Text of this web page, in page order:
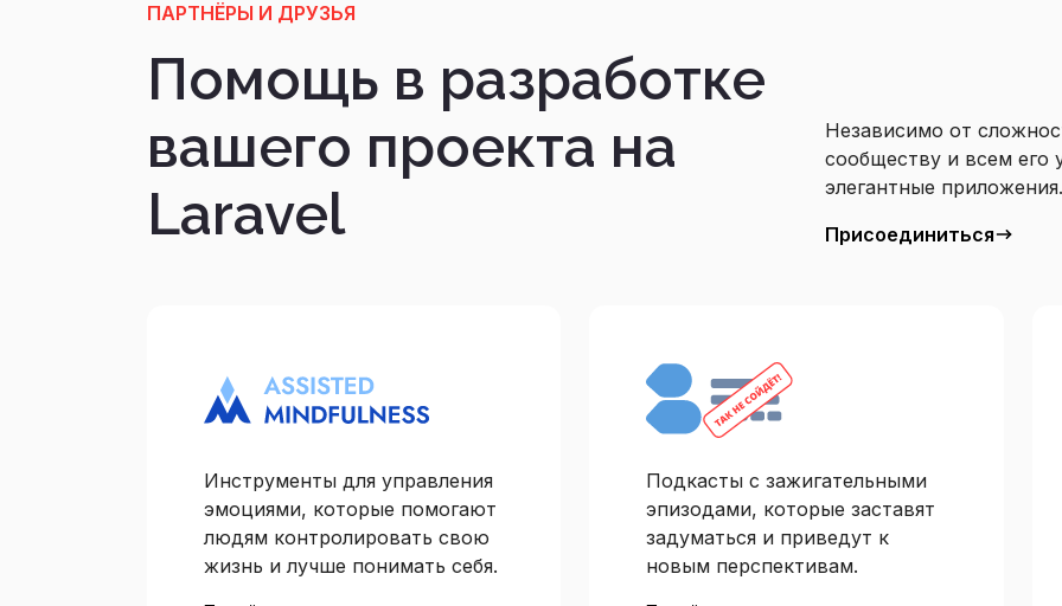
ПАРТНЁРЫ И ДРУЗЬЯ
Помощь в разработке
вашего проекта на
Laravel
Независимо от
сообществу и всем его
элегантные приложения.
Присоединиться
Инструменты для управления
эмоциями, которые помогают
людям контролировать свою
жизнь и лучше понимать себя.
Подкасты c зажигательными
эпизодами, которые заставят
задуматься и приведут к
новым перспективам.